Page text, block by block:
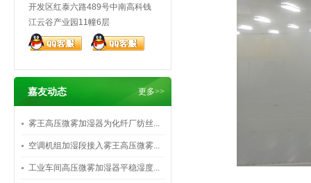
开发区红泰六路489号中南高科钱
江云谷产业园11幢6层
嘉友动态 更多>>
雾王高压微雾加湿器为化纤厂纺丝...
空调机组加湿段接入雾王高压微雾...
工业车间高压微雾加湿器平稳湿度...